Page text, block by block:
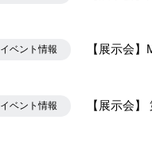
イベント情報 【展示会
イベント情報 【展示会